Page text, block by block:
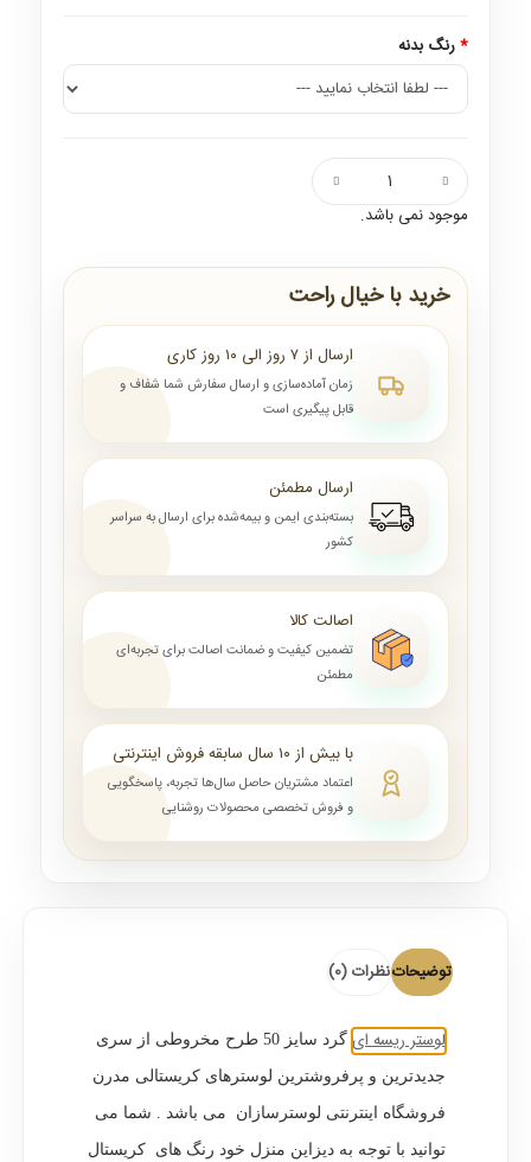
رنگ بدنه
موجود نمی باشد.
خرید با خیال راحت
ارسال از ۷ روز الی ۱۰ روز کاری
زمان آماده‌سازی و ارسال سفارش شما شفاف و
قابل پیگیری است
ارسال مطمئن
بسته‌بندی ایمن و بیمه‌شده برای ارسال به سراسر
کشور
اصالت کالا
تضمین کیفیت و ضمانت اصالت برای تجربه‌ای
مطمئن
با بیش از ۱۰ سال سابقه فروش اینترنتی
اعتماد مشتریان حاصل سال‌ها تجربه، پاسخگویی
و فروش تخصصی محصولات روشنایی
توضیحاتنظرات (0)
لوستر ریسه ای گرد سایز 50 طرح مخروطی از سری
جدیدترین و پرفروشترین لوسترهای کریستالی مدرن
فروشگاه اینترنتی لوسترسازان می باشد . شما می
توانید با توجه به دیزاین منزل خود رنگ های کریستال